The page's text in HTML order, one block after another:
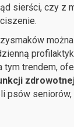
sierści, czy z
tym trendem,
psów